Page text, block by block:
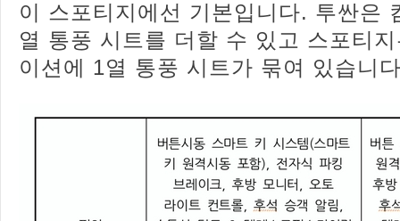
이 스포티지에선 기본입니다. 투싼은
열 통풍 시트를 더할 수 있고 스포티
이션에 1열 통풍 시트가 묶여 있습니